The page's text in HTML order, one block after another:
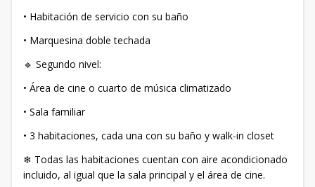
• Habitación de servicio con su baño
• Marquesina doble techada
🔹 Segundo nivel:
• Área de cine o cuarto de música climatizado
• Sala familiar
• 3 habitaciones, cada una con su baño y walk-in closet
❄ Todas las habitaciones cuentan con aire acondicionado
incluido, al igual que la sala principal y el área de cine.